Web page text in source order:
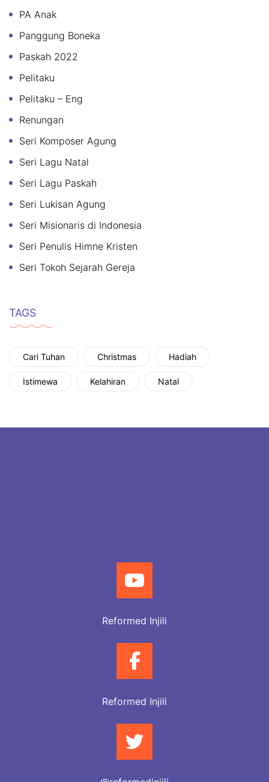
PA Anak
Panggung Boneka
Paskah 2022
Pelitaku
Pelitaku – Eng
Renungan
Seri Komposer Agung
Seri Lagu Natal
Seri Lagu Paskah
Seri Lukisan Agung
Seri Misionaris di Indonesia
Seri Penulis Himne Kristen
Seri Tokoh Sejarah Gereja
TAGS
Cari Tuhan Christmas Hadiah
Istimewa Kelahiran Natal
Reformed Injili
Reformed Injili